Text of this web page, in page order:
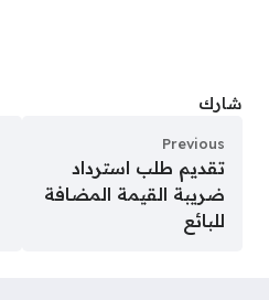
شارك
Previous
تقديم طلب استرداد
ضريبة القيمة المضافة
للبائع